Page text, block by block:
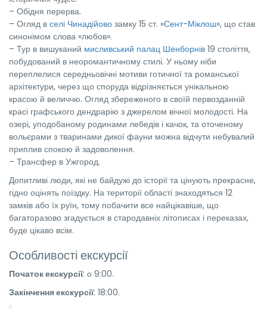
– Обідня перерва.
– Огляд в селі Чинадійово замку 15 ст. «Сент-Міклош», що став
синонімом слова «любов».
– Тур в вишуканий мисливський палац Шенборнів 19 століття,
побудований в неоромантичному стилі. У ньому ніби
переплелися середньовічні мотиви готичної та романської
архітектури, через що споруда відрізняється унікальною
красою й величчю. Огляд збереженого в своїй первозданній
красі графського дендрарію з джерелом вічної молодості. На
озері, уподобаному родинами лебедів і качок, та оточеному
вольєрами з тваринами дикої фауни можна відчути небувалий
приплив спокою й задоволення.
– Трансфер в Ужгород.
Допитливі люди, які не байдужі до історії та цінують прекрасне,
гідно оцінять поїздку. На території області знаходяться 12
замків або їх руїн, тому побачити все найцікавіше, що
багаторазово згадується в стародавніх літописах і переказах,
буде цікаво всім.
Особливості екскурсії
Початок екскурсії: о 9:00.
Закінчення екскурсії: 18:00.